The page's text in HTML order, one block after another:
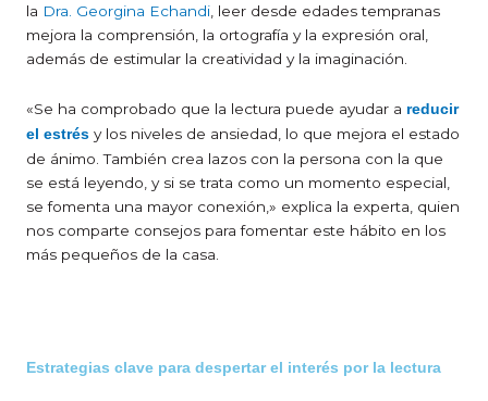
la Dra. Georgina Echandi , leer desde edades tempranas
mejora la comprensión, la ortografía y la expresión oral,
además de estimular la creatividad y la imaginación.
«Se ha comprobado que la lectura puede ayudar a reducir
el estrés y los niveles de ansiedad, lo que mejora el estado
de ánimo. También crea lazos con la persona con la que
se está leyendo, y si se trata como un momento especial,
se fomenta una mayor conexión,» explica la experta, quien
nos comparte consejos para fomentar este hábito en los
más pequeños de la casa.
Estrategias clave para despertar el interés por la lectura